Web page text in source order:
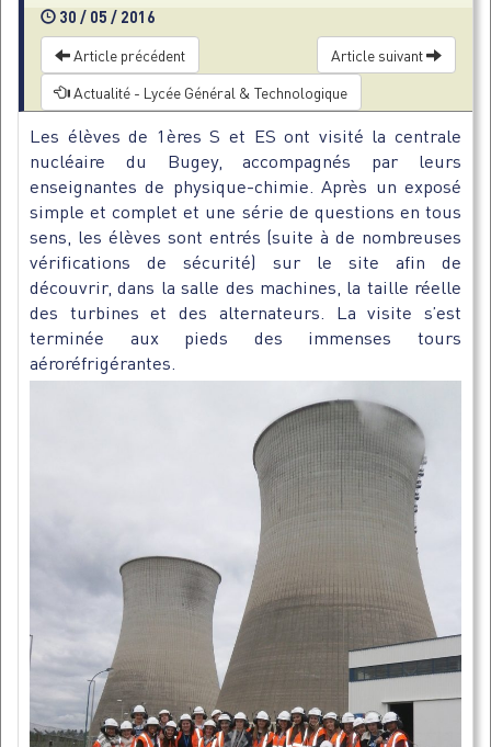
30 / 05 / 2016
Article précédent
Article suivant
Actualité - Lycée Général & Technologique
Les élèves de 1ères S et ES ont visité la centrale
nucléaire du Bugey, accompagnés par leurs
enseignantes de physique-chimie. Après un exposé
simple et complet et une série de questions en tous
sens, les élèves sont entrés (suite à de nombreuses
vérifications de sécurité) sur le site afin de
découvrir, dans la salle des machines, la taille réelle
des turbines et des alternateurs. La visite s’est
terminée aux pieds des immenses tours
aéroréfrigérantes.